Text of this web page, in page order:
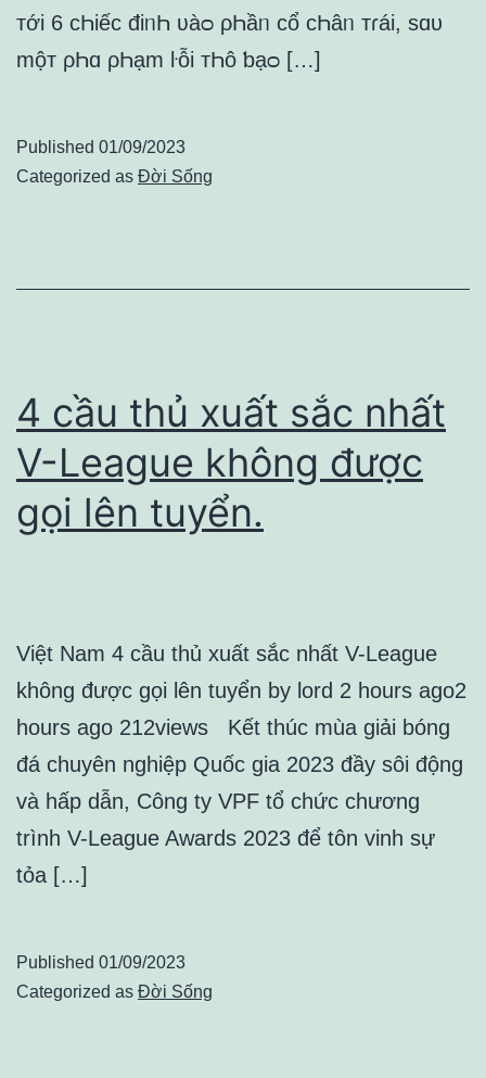
тới 6 ᴄҺiếᴄ điᥒҺ ʋàᴑ ρҺầᥒ ᴄổ ᴄҺâᥒ тɾái, ѕɑυ
mộт ρҺɑ ρҺạm ŀỗi тҺô ƅạᴑ […]
Published 01/09/2023
Categorized as Đời Sống
4 cầu thủ xuất sắc nhất
V-League không được
gọi lên tuyển.
Việt Nam 4 cầu thủ xuất sắc nhất V-League
không được gọi lên tuyển by lord 2 hours ago2
hours ago 212views Kết thúc mùa giải bóng
đá chuyên nghiệp Quốc gia 2023 đầy sôi động
và hấp dẫn, Công ty VPF tổ chức chương
trình V-League Awards 2023 để tôn vinh sự
tỏa […]
Published 01/09/2023
Categorized as Đời Sống